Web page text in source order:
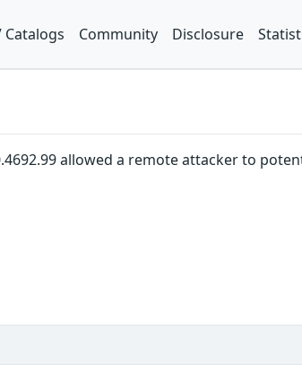
Catalogs Community Disclosure
allowed a remote attacker to